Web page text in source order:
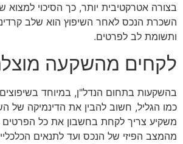
בצורה אטרקטיבית יותר, כך הסיכוי למצוא
השכרת הנכס לאחר השיפוץ הוא שלב
ותשומת לב לפרטים.
לקחים מהשקעה
בהשקעות בתחום הנדל"ן, במיוחד
כמו הגליל, חשוב להבין את הדינמיקה של
משקיע צריך לקחת בחשבון את כל
מהמצב הפיזי של הנכס ועד לתנאים